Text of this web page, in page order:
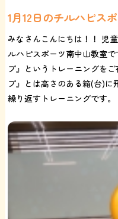
1月12日のチルハピス
みなさんこんにちは！！ 児
ルハピスポーツ南中山教
プ』というトレーニングを
プ』とは高さのある箱(台)に
繰り返すトレーニングです。